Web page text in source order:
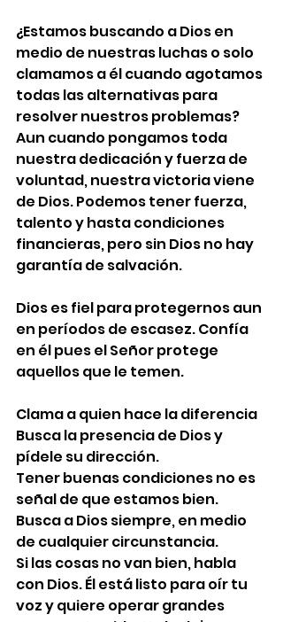
¿Estamos buscando a Dios en
medio de nuestras luchas o solo
clamamos a él cuando agotamos
todas las alternativas para
resolver nuestros problemas?
Aun cuando pongamos toda
nuestra dedicación y fuerza de
voluntad, nuestra victoria viene
de Dios. Podemos tener fuerza,
talento y hasta condiciones
financieras, pero sin Dios no hay
garantía de salvación.
Dios es fiel para protegernos aun
en períodos de escasez. Confía
en él pues el Señor protege
aquellos que le temen.
Clama a quien hace la diferencia
Busca la presencia de Dios y
pídele su dirección.
Tener buenas condiciones no es
señal de que estamos bien.
Busca a Dios siempre, en medio
de cualquier circunstancia.
Si las cosas no van bien, habla
con Dios. Él está listo para oír tu
voz y quiere operar grandes